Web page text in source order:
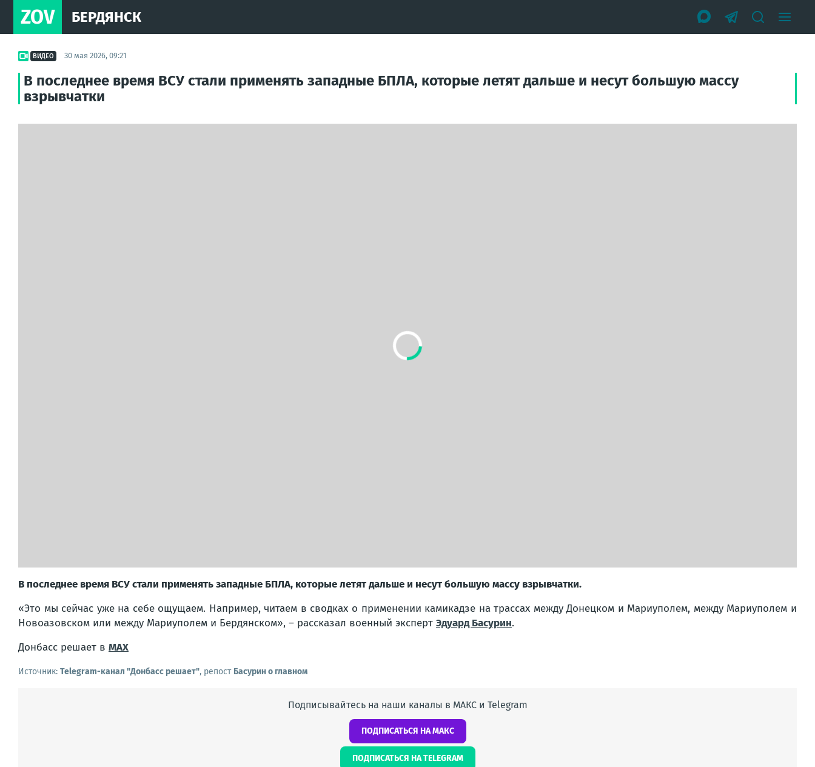
ZOV БЕРДЯНСК
ВИДЕО 30 мая 2026, 09:21
В последнее время ВСУ стали применять западные БПЛА, которые летят дальше и несут большую массу
взрывчатки
В последнее время ВСУ стали применять западные БПЛА, которые летят дальше и несут большую массу взрывчатки.
«Это мы сейчас уже на себе ощущаем. Например, читаем в сводках о применении камикадзе на трассах между Донецком и Мариуполем, между Мариуполем и
Новоазовском или между Мариуполем и Бердянском», – рассказал военный эксперт Эдуард Басурин.
Донбасс решает в MАX
Источник: Telegram-канал "Донбасс решает", репост Басурин о главном
Подписывайтесь на наши каналы в МАКС и Telegram
ПОДПИСАТЬСЯ НА МАКС
ПОДПИСАТЬСЯ НА TELEGRAM